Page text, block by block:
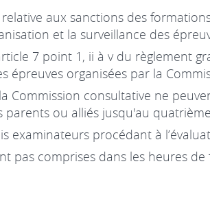
aux sanctions des
et la surveillance des
7 point 1, ii à v du
épreuves organisées par la
Commission consultative ne
ou alliés jusqu'au
examinateurs procédant à
pas comprises dans les heures